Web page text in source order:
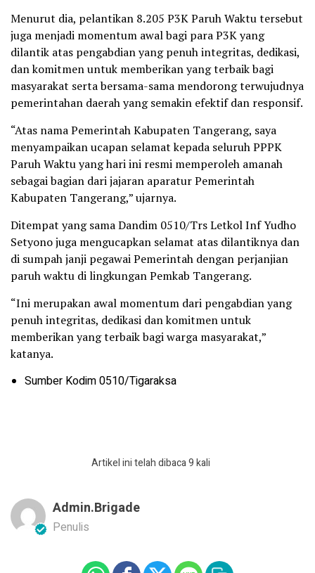
Menurut dia, pelantikan 8.205 P3K Paruh Waktu tersebut
juga menjadi momentum awal bagi para P3K yang
dilantik atas pengabdian yang penuh integritas, dedikasi,
dan komitmen untuk memberikan yang terbaik bagi
masyarakat serta bersama-sama mendorong terwujudnya
pemerintahan daerah yang semakin efektif dan responsif.
“Atas nama Pemerintah Kabupaten Tangerang, saya
menyampaikan ucapan selamat kepada seluruh PPPK
Paruh Waktu yang hari ini resmi memperoleh amanah
sebagai bagian dari jajaran aparatur Pemerintah
Kabupaten Tangerang,” ujarnya.
Ditempat yang sama Dandim 0510/Trs Letkol Inf Yudho
Setyono juga mengucapkan selamat atas dilantiknya dan
di sumpah janji pegawai Pemerintah dengan perjanjian
paruh waktu di lingkungan Pemkab Tangerang.
“Ini merupakan awal momentum dari pengabdian yang
penuh integritas, dedikasi dan komitmen untuk
memberikan yang terbaik bagi warga masyarakat,”
katanya.
Sumber Kodim 0510/Tigaraksa
Artikel ini telah dibaca 9 kali
Admin.brigade
Penulis